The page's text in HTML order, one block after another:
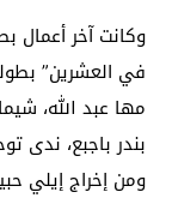
وكانت آخر أعمال
في العشرين”
مها عبد الله،
بندر باجبع، ندى
ومن إخراج إيلي